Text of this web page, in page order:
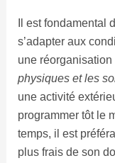
Il est fondamental
s’adapter aux
une
physiques et les
une activité
programmer tôt le
temps, il est
plus frais de son